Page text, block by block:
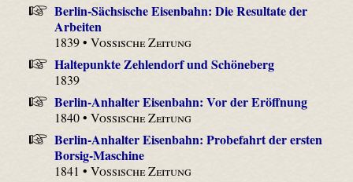
Berlin-Sächsische Eisenbahn: Die Resultate der
Arbeiten
1839 •Vossische Zeitung
Haltepunkte Zehlendorf und Schöneberg
1839
Berlin-Anhalter Eisenbahn: Vor der Eröffnung
1840 •Vossische Zeitung
Berlin-Anhalter Eisenbahn: Probefahrt der ersten
Borsig-Maschine
1841 •Vossische Zeitung